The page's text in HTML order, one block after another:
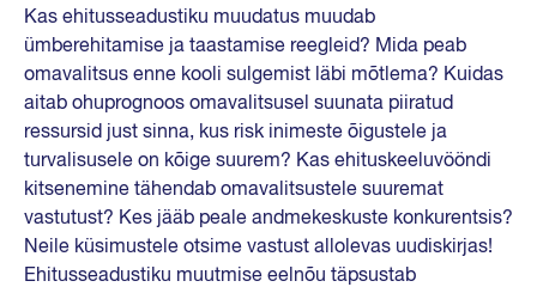
Kas ehitusseadustiku muudatus muudab
ümberehitamise ja taastamise reegleid? Mida peab
omavalitsus enne kooli sulgemist läbi mõtlema? Kuidas
aitab ohuprognoos omavalitsusel suunata piiratud
ressursid just sinna, kus risk inimeste õigustele ja
turvalisusele on kõige suurem? Kas ehituskeeluvööndi
kitsenemine tähendab omavalitsustele suuremat
vastutust? Kes jääb peale andmekeskuste konkurentsis?
Neile küsimustele otsime vastust allolevas uudiskirjas!
Ehitusseadustiku muutmise eelnõu täpsustab